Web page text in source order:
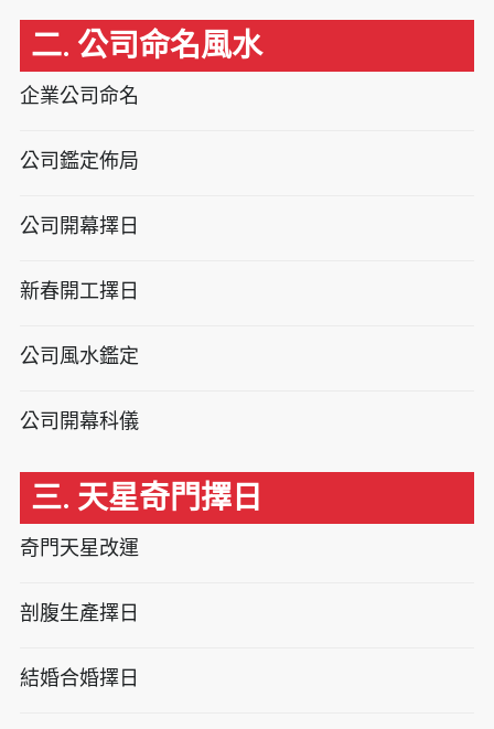
二. 公司命名風水
企業公司命名
公司鑑定佈局
公司開幕擇日
新春開工擇日
公司風水鑑定
公司開幕科儀
三. 天星奇門擇日
奇門天星改運
剖腹生產擇日
結婚合婚擇日